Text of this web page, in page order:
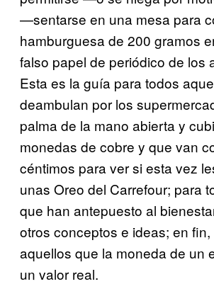
—sentarse en una mesa para
hamburguesa de 200 gramos
falso papel de periódico de los
Esta es la guía para todos
deambulan por los
palma de la mano abierta y
monedas de cobre y que van
céntimos para ver si esta vez
unas Oreo del Carrefour; para
que han antepuesto al
otros conceptos e ideas; en
aquellos que la moneda de un
un valor real.